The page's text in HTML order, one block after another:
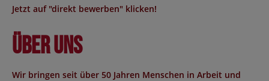
Jetzt auf "direkt bewerben" klicken!
Über uns
Wir bringen seit über 50 Jahren Menschen in Arbeit und